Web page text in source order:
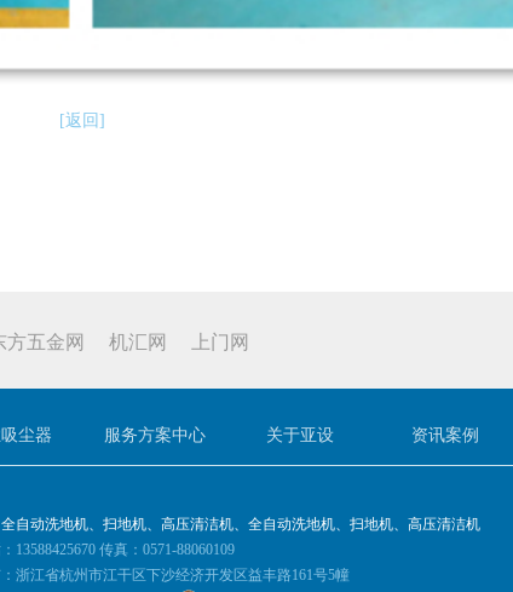
[返回]
方五金网 机汇网 上门网
尘器 服务方案中心 关于亚设 资讯案例
自动洗地机、扫地机、高压清洁机、全自动洗地机、扫地机、高压清洁机
13588425670 传真：0571-88060109
浙江省杭州市江干区下沙经济开发区益丰路161号5幢